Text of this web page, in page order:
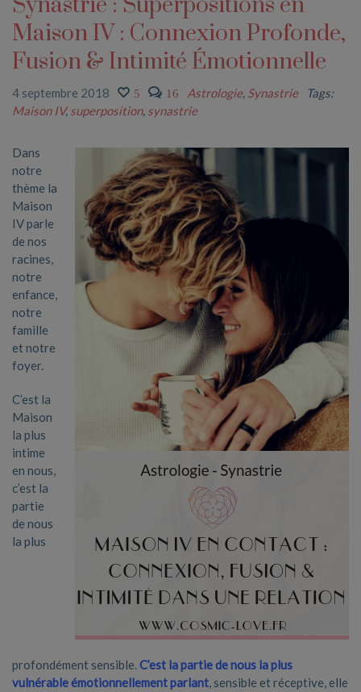
Maison IV : Connexion Profonde,
Fusion & Intimité Émotionnelle
4 septembre 2018 5 16 Astrologie, Synastrie
Tags:
Maison IV,superposition, synastrie
Dans
notre
thème la
Maison
IV parle
de nos
racines,
notre
enfance,
notre
famille
et notre
foyer.
C’est la
Maison
la plus
intime
en nous,
c’est la
partie
de nous
la plus
profondément sensible.C’est la partie de nous la plus
vulnérable émotionnellement parlant, sensible et réceptive, elle